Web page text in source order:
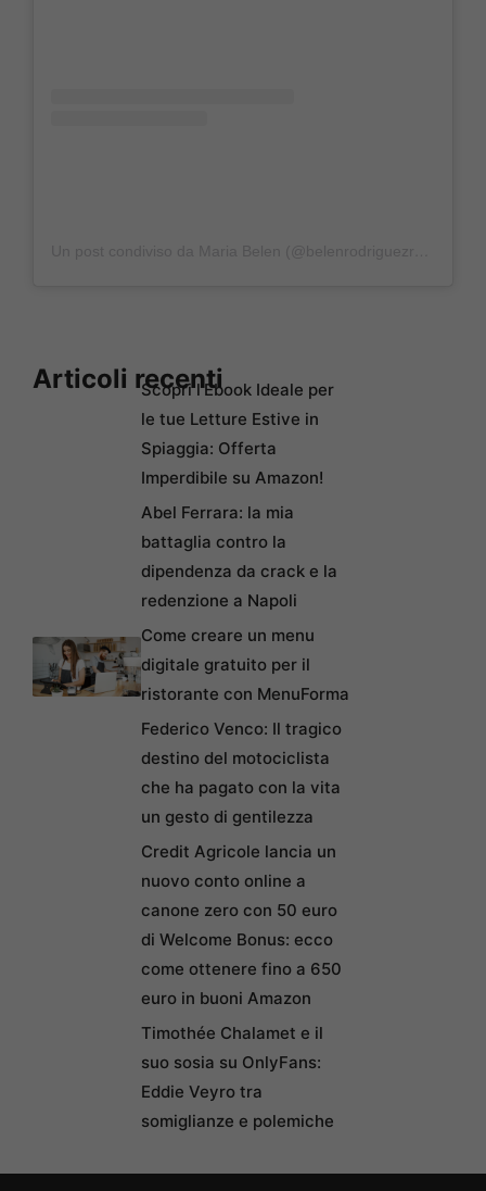
Articoli recentiScopri l’Ebook Ideale per
le tue Letture Estive in
Spiaggia: Offerta
Imperdibile su Amazon!
Abel Ferrara: la mia
battaglia contro la
dipendenza da crack e la
redenzione a Napoli
Come creare un menu
digitale gratuito per il
ristorante con MenuForma
Federico Venco: Il tragico
destino del motociclista
che ha pagato con la vita
un gesto di gentilezza
Credit Agricole lancia un
nuovo conto online a
canone zero con 50 euro
di Welcome Bonus: ecco
come ottenere fino a 650
euro in buoni Amazon
Timothée Chalamet e il
suo sosia su OnlyFans:
Eddie Veyro tra
somiglianze e polemiche